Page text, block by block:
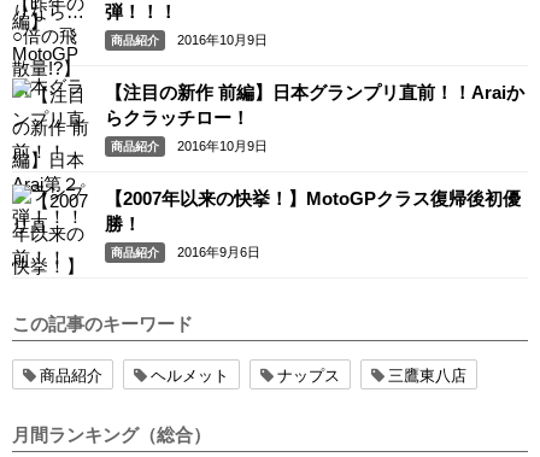
弾！！！
商品紹介 2016年10月9日
【注目の新作 前編】日本グランプリ直前！！Araiか
らクラッチロー！
商品紹介 2016年10月9日
【2007年以来の快挙！】MotoGPクラス復帰後初優
勝！
商品紹介 2016年9月6日
この記事のキーワード
商品紹介 ヘルメット ナップス 三鷹東八店
月間ランキング（総合）